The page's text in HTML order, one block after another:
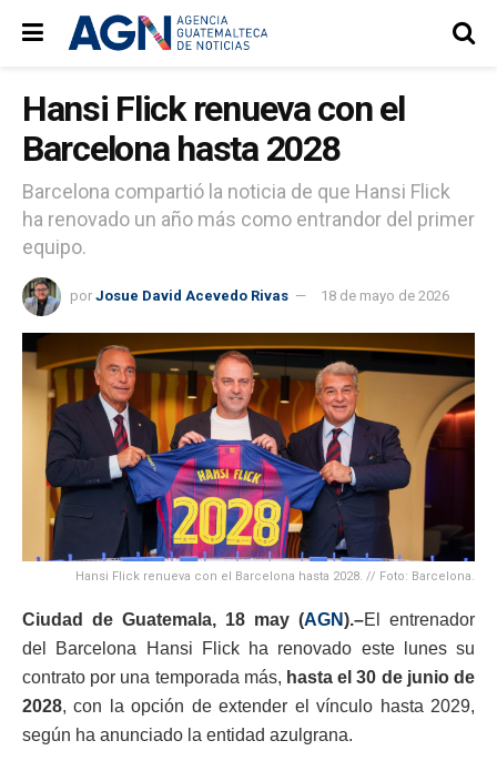
Hansi Flick renueva con el
Barcelona hasta 2028
Barcelona compartió la noticia de que Hansi Flick
ha renovado un año más como entrandor del primer
equipo.
por Josue David Acevedo Rivas 18 de mayo de 2026
Hansi Flick renueva con el Barcelona hasta 2028. // Foto: Barcelona.
Ciudad de Guatemala, 18 may (AGN).–El entrenador
del Barcelona Hansi Flick ha renovado este lunes su
contrato por una temporada más, hasta el 30 de junio de
2028, con la opción de extender el vínculo hasta 2029,
según ha anunciado la entidad azulgrana.